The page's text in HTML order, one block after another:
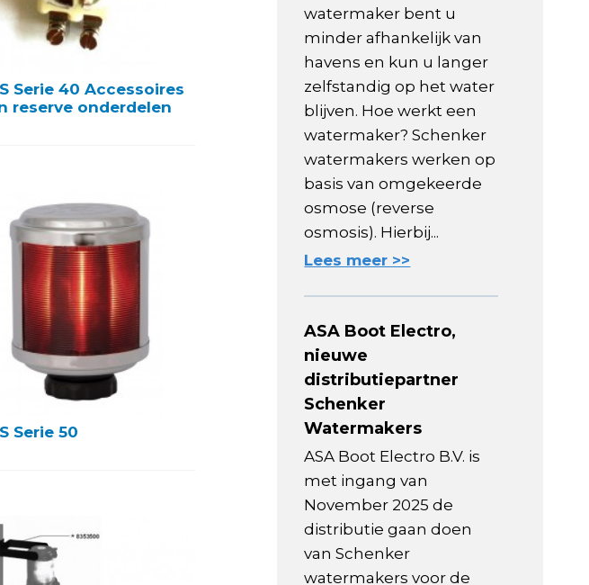
Serie 40 Accessoires
reserve onderdelen
Serie 50
watermaker bent u
minder afhankelijk van
havens en kun u langer
zelfstandig op het water
blijven. Hoe werkt een
watermaker? Schenker
watermakers werken op
basis van omgekeerde
osmose (reverse
osmosis). Hierbij...
Lees meer >>
ASA Boot Electro,
nieuwe
distributiepartner
Schenker
Watermakers
ASA Boot Electro B.V. is
met ingang van
November 2025 de
distributie gaan doen
van Schenker
watermakers voor de